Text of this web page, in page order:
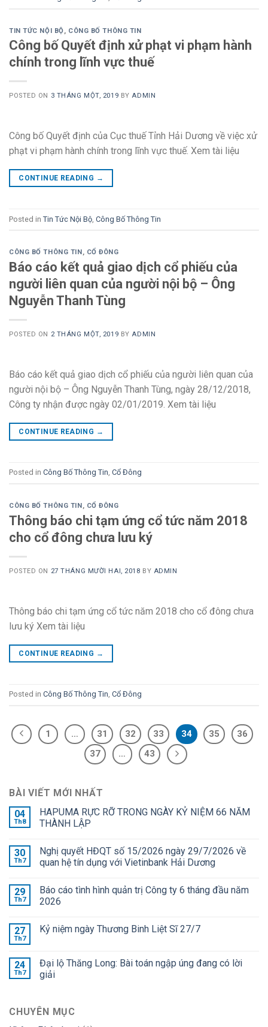
TIN TỨC NỘI BỘ CÔNG BỐ THÔNG TIN
Công bố Quyết định xử phạt vi phạm hành
chính trong lĩnh vực thuế
POSTED ON 3 THÁNG MỘT, 2019 BYADMIN
Công bố Quyết định của Cục thuế Tỉnh Hải Dương về việc xử
phạt vi phạm hành chính trong lĩnh vực thuế. Xem tài liệu
CONTINUE READING →
Posted in Tin Tức Nội Bộ Công Bố Thông Tin
CÔNG BỐ THÔNG TIN , CỔ ĐÔNG
Báo cáo kết quả giao dịch cổ phiếu của
người liên quan của người nội bộ – Ông
Nguyễn Thanh Tùng
POSTED ON 2 THÁNG MỘT, 2019 BYADMIN
Báo cáo kết quả giao dịch cổ phiếu của người liên quan của
người nội bộ – Ông Nguyễn Thanh Tùng, ngày 28/12/2018,
Công ty nhận được ngày 02/01/2019. Xem tài liệu
CONTINUE READING →
Posted in Công Bố Thông Tin, Cổ Đông
CÔNG BỐ THÔNG TIN, CỔ ĐÔNG
Thông báo chi tạm ứng cổ tức năm 2018
cho cổ đông chưa lưu ký
POSTED ON 27 THÁNG MƯỜI HAI, 2018 BY ADMIN
Thông báo chi tạm ứng cổ tức năm 2018 cho cổ đông chưa
lưu ký Xem tài liệu
CONTINUE READING →
Posted in Công Bố Thông Tin Cổ Đông
1 … 31 32 33 34 35
36
37
… 43
BÀI VIẾT MỚI NHẤT
04
Th8
HAPUMA RỰC RỠ TRONG NGÀY KỶ NIỆM 66 NĂM
THÀNH LẬP
30
Th7
Nghị quyết HĐQT số 15/2026 ngày 29/7/2026 về
quan hệ tín dụng với Vietinbank Hải Dương
29
Th7
Báo cáo tình hình quản trị Công ty 6 tháng đầu năm
2026
27
Th7
Kỷ niệm ngày Thương Binh Liệt Sĩ 27/7
24
Th7
Đại lộ Thăng Long: Bài toán ngập úng đang có lời
giải
CHUYÊN MỤC